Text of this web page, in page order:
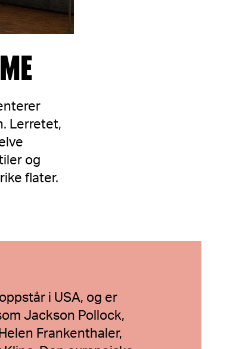
Lerretet,
og
flater.
oppstår i USA, og er
Jackson Pollock,
Frankenthaler,